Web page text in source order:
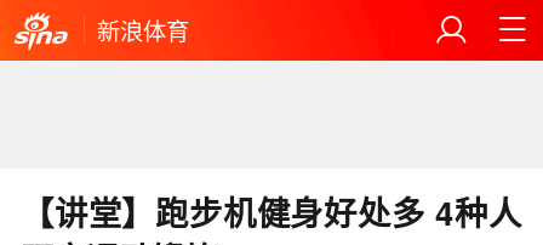
新浪体育
【讲堂】跑步机健身好处多 4种人